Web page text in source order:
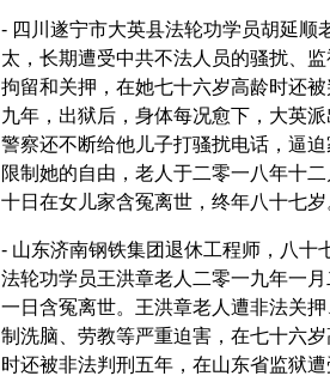
- 四川遂宁市大英县法轮功学员胡延顺
太，长期遭受中共不法人员的骚扰、监
拘留和关押，在她七十六岁高龄时还被
九年，出狱后，身体每况愈下，大英派
警察还不断给他儿子打骚扰电话，逼迫
限制她的自由，老人于二零一八年十
十日在女儿家含冤离世，终年八十七岁
- 山东济南钢铁集团退休工程师，八十
法轮功学员王洪章老人二零一九年一月
一日含冤离世。王洪章老人遭非法关押
制洗脑、劳教等严重迫害，在七十六岁
时还被非法判刑五年，在山东省监狱遭